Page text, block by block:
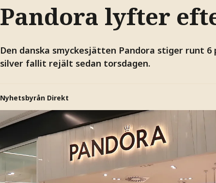
Pandora lyfter
Den danska smyckesjätten Pandora stiger runt
silver fallit rejält sedan torsdagen.
Nyhetsbyrån Direkt